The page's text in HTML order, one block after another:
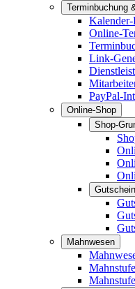
Terminbuchung
Online-
Link-
PayPal-
Online-Shop
Shop-
Mahnwesen